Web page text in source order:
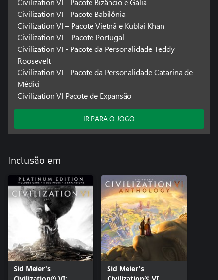
Civilization VI - Pacote Bizâncio e Gália
Civilization VI - Pacote Babilônia
Civilization VI – Pacote Vietnã e Kublai Khan
Civilization VI – Pacote Portugal
Civilization VI - Pacote da Personalidade Teddy
Roosevelt
Civilization VI - Pacote da Personalidade Catarina de
Médici
Civilization VI Pacote de Expansão
IR PARA O JOGO
Inclusão em
Sid Meier's
Sid Meier's